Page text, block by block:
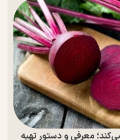
معرفی و دستور تهیه